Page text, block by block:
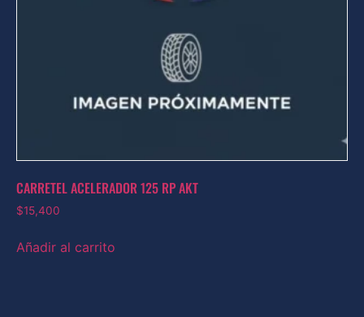
CARRETEL ACELERADOR 125 RP AKT
$15,400
Añadir al carrito